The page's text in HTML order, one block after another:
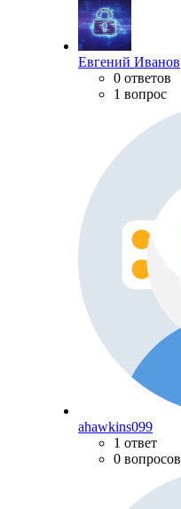
Евгений Иванов
0 ответов
1 вопрос
ahawkins099
1 ответ
0 вопросов